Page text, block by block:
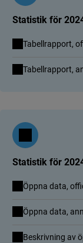
Statistik för
Tabellrapport,
Tabellrapport,
Statistik för
Öppna data,
Öppna data,
Beskrivning av